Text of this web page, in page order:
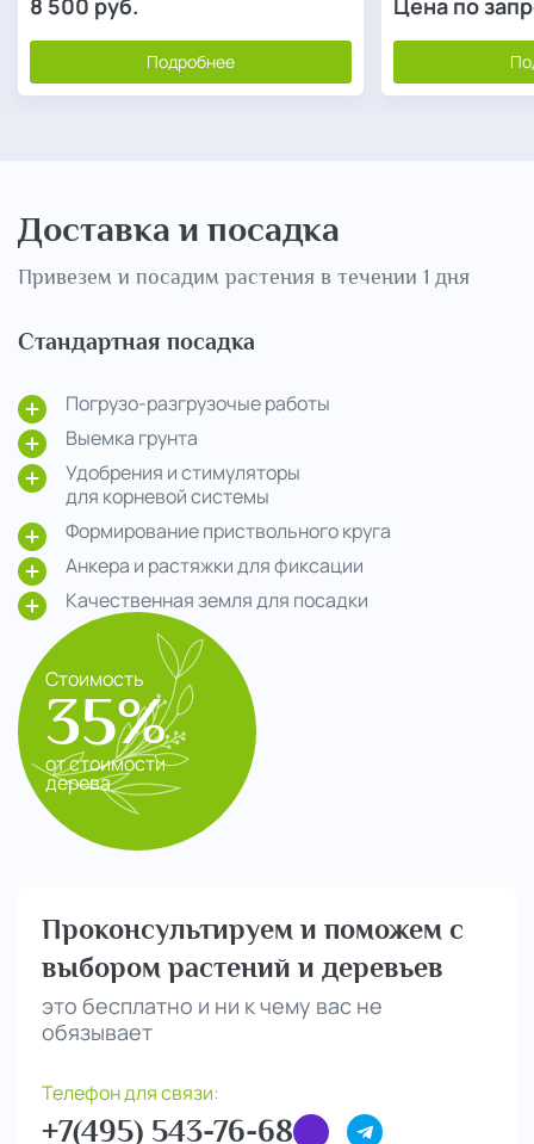
8 500 руб.
Подробнее
Цена по
Доставка и посадка
Привезем и посадим растения в течении 1 дня
Стандартная посадка
Погрузо-разгрузочые работы
Выемка грунта
Удобрения и стимуляторы
для корневой системы
Формирование приствольного круга
Анкера и растяжки для фиксации
Качественная земля для посадки
Стоимость
35%
от стоимости
дерева
Проконсультируем и поможем с
выбором растений и деревьев
это бесплатно и ни к чему вас не
обязывает
Телефон для связи:
+7(495) 543-76-68